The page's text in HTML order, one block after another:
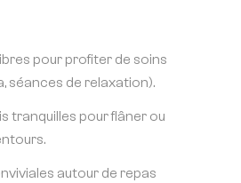
pour profiter de soins
séances de relaxation).
tranquilles pour flâner ou
autour de repas